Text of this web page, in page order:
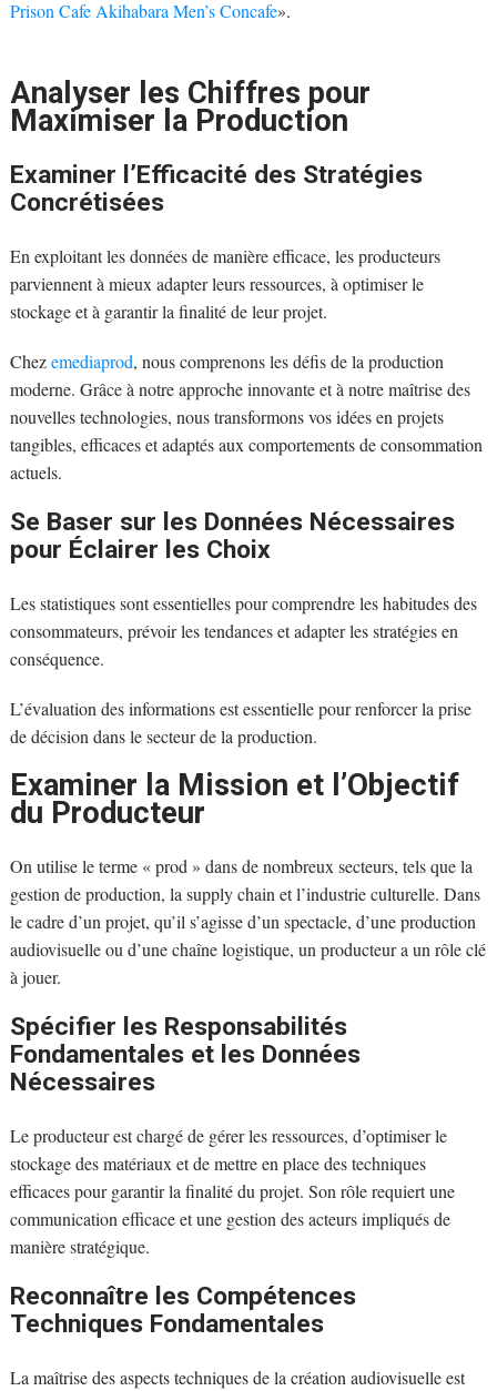
Prison Cafe Akihabara Men’s Concafe».
Analyser les Chiffres pour
Maximiser la Production
Examiner l’Efficacité des Stratégies
Concrétisées
En exploitant les données de manière efficace, les producteurs
parviennent à mieux adapter leurs ressources, à optimiser le
stockage et à garantir la finalité de leur projet.
Chezemediaprod, nous comprenons les défis de la production
moderne. Grâce à notre approche innovante et à notre maîtrise des
nouvelles technologies, nous transformons vos idées en projets
tangibles, efficaces et adaptés aux comportements de consommation
actuels.
Se Baser sur les Données Nécessaires
pour Éclairer les Choix
Les statistiques sont essentielles pour comprendre les habitudes des
consommateurs, prévoir les tendances et adapter les stratégies en
conséquence.
L’évaluation des informations est essentielle pour renforcer la prise
de décision dans le secteur de la production.
Examiner la Mission et l’Objectif
du Producteur
On utilise le terme « prod » dans de nombreux secteurs, tels que la
gestion de production, la supply chain et l’industrie culturelle. Dans
le cadre d’un projet, qu’il s’agisse d’un spectacle, d’une production
audiovisuelle ou d’une chaîne logistique, un producteur a un rôle clé
à jouer.
Spécifier les Responsabilités
Fondamentales et les Données
Nécessaires
Le producteur est chargé de gérer les ressources, d’optimiser le
stockage des matériaux et de mettre en place des techniques
efficaces pour garantir la finalité du projet. Son rôle requiert une
communication efficace et une gestion des acteurs impliqués de
manière stratégique.
Reconnaître les Compétences
Techniques Fondamentales
La maîtrise des aspects techniques de la création audiovisuelle est